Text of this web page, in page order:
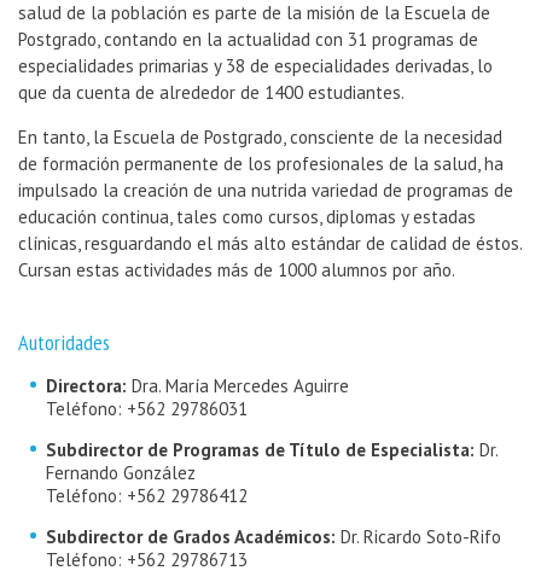
salud de la población es parte de la misión de la Escuela de
Postgrado, contando en la actualidad con 31 programas de
especialidades primarias y 38 de especialidades derivadas, lo
que da cuenta de alrededor de 1400 estudiantes.
En tanto, la Escuela de Postgrado, consciente de la necesidad
de formación permanente de los profesionales de la salud, ha
impulsado la creación de una nutrida variedad de programas de
educación continua, tales como cursos, diplomas y estadas
clínicas, resguardando el más alto estándar de calidad de éstos.
Cursan estas actividades más de 1000 alumnos por año.
Autoridades
Directora: Dra. María Mercedes Aguirre
Teléfono: +562 29786031
Subdirector de Programas de Título de Especialista: Dr.
Fernando González
Teléfono: +562 29786412
Subdirector de Grados Académicos: Dr. Ricardo Soto-Rifo
Teléfono: +562 29786713